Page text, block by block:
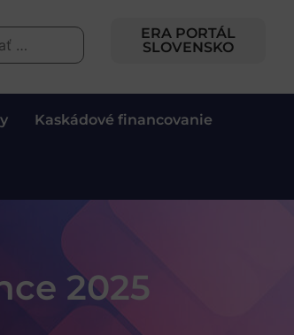
ERA PORTÁL
SLOVENSKO
Kaskádové financovanie
2025